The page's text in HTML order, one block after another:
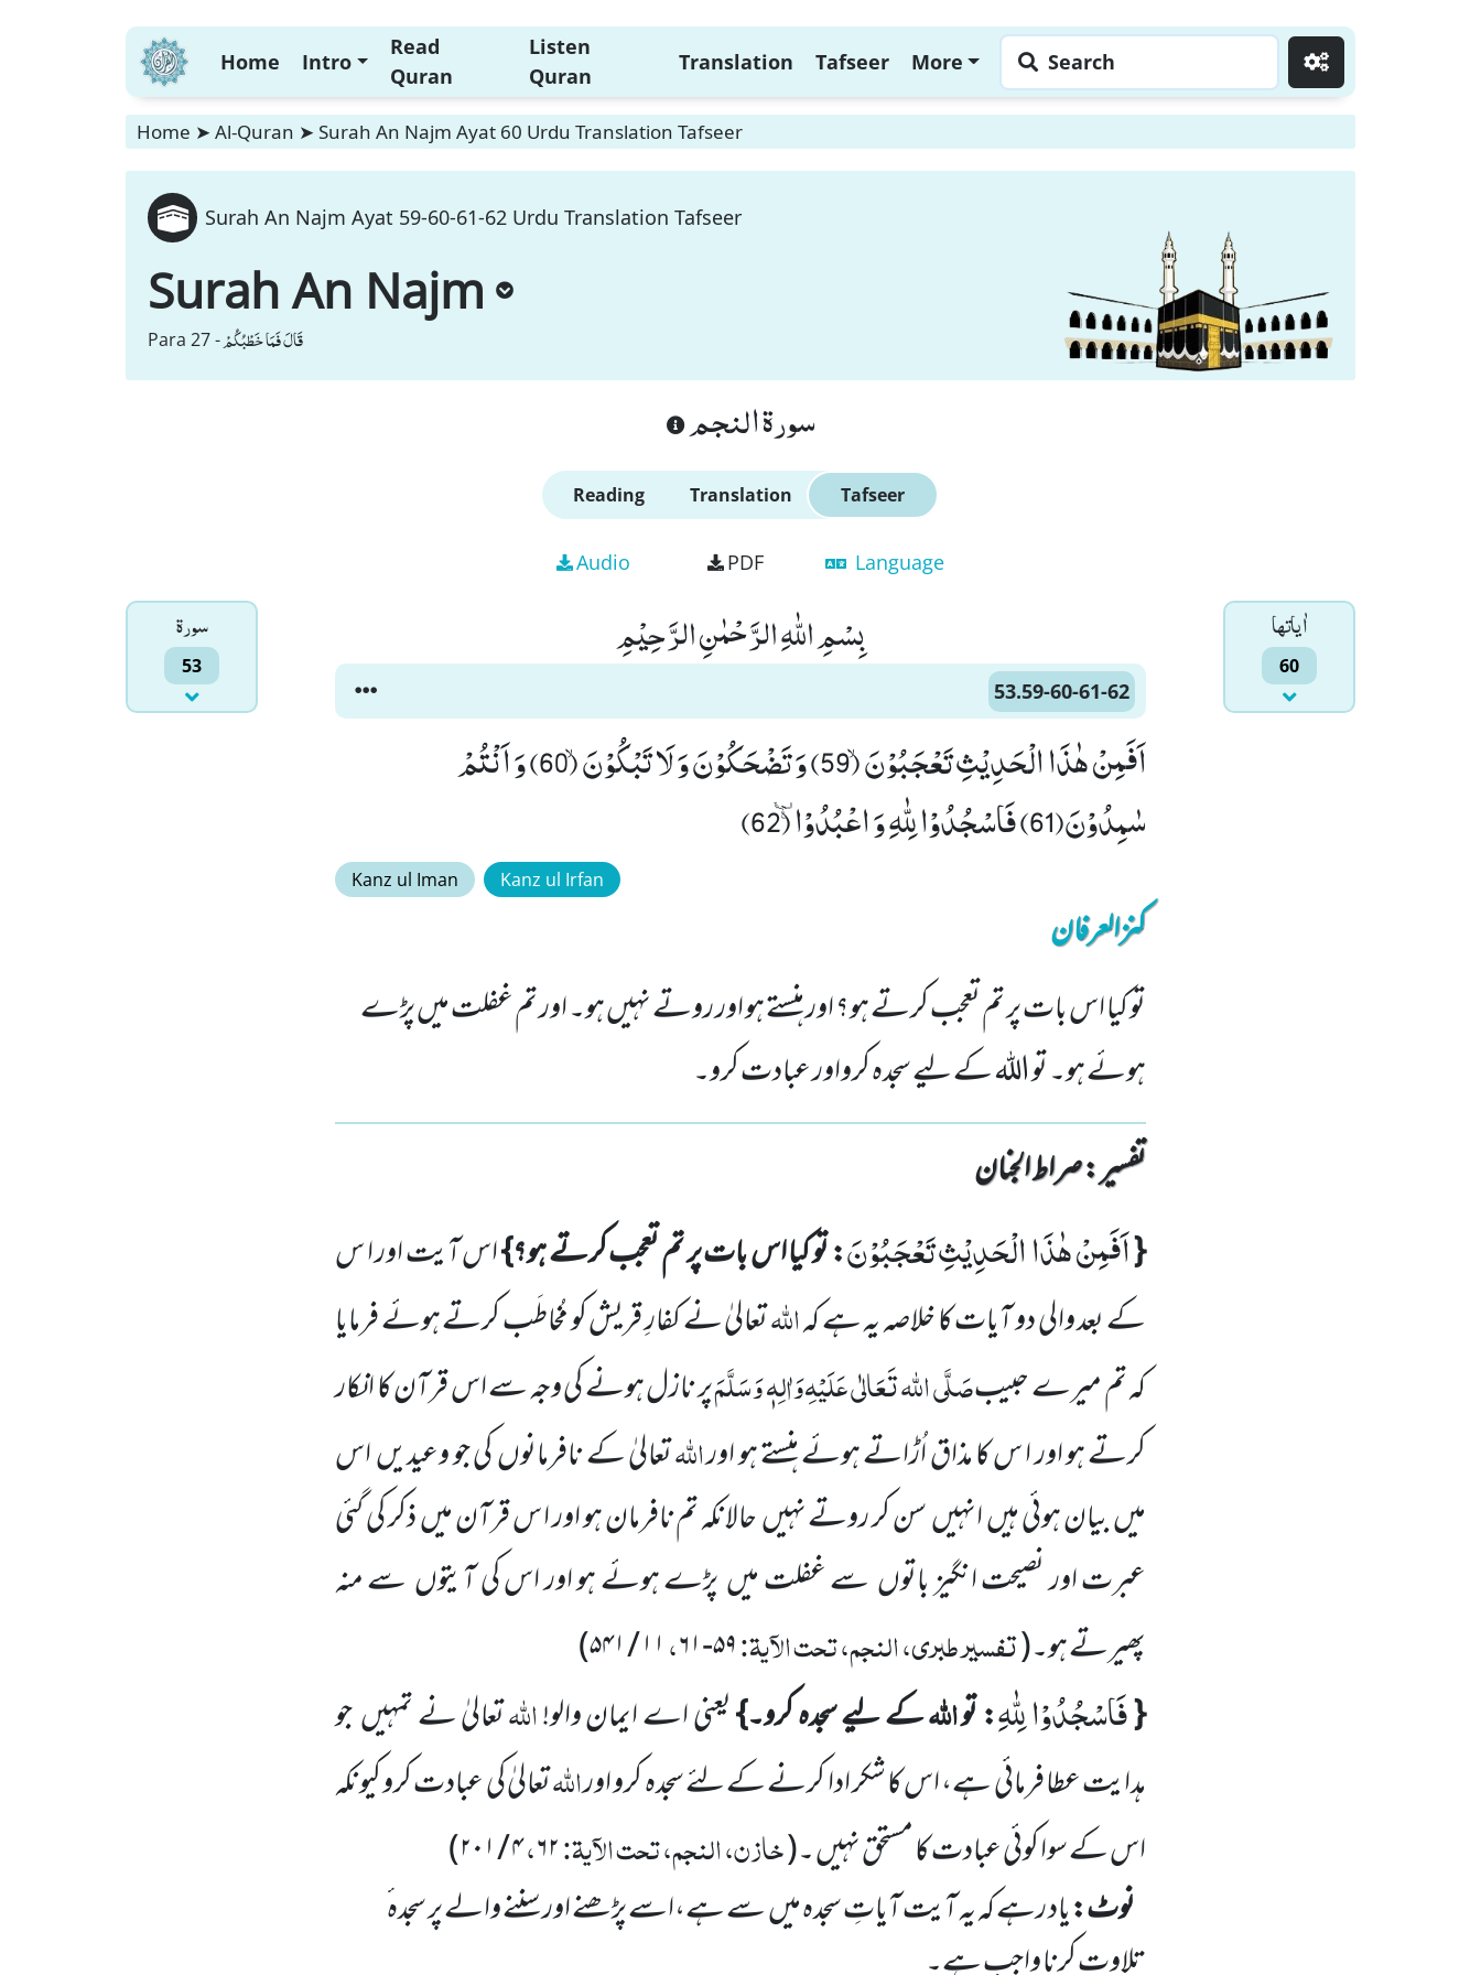
Home Intro
Read
Quran
Listen
Quran
Translation Tafseer More Search
Home ➤ Al-Quran ➤ Surah An Najm Ayat 60 Urdu Translation Tafseer
Surah An Najm Ayat 59-60-61-62 Urdu Translation Tafseer
Surah An Najm
Para 27 -قَالَ فَمَا خَطْبُكُمْ
سورة النجم
Reading Translation Tafseer
Audio PDF Language
سورۃ
53
اٰياتها
60
بِسْمِ اللّٰهِ الرَّحْمٰنِ الرَّحِیْمِ
53.59-60-61-62
اَفَمِنْ هٰذَا الْحَدِیْثِ تَعْجَبُوْنَۙ (59) وَ تَضْحَكُوْنَ وَ لَا تَبْكُوْنَۙ (60) وَ اَنْتُمْ
سٰمِدُوْنَ(61) فَاسْجُدُوْا لِلّٰهِ وَ اعْبُدُوْا۠۩ (62)
Kanz ul Iman Kanz ul Irfan
کنزالعرفان
تو کیا اس بات پر تم تعجب کرتے ہو؟ اور ہنستے ہو اور روتے نہیں ہو۔ اور تم غفلت میں پڑے
ہوئے ہو۔ تو اللہ کے لیے سجدہ کرواور عبادت کرو۔
تفسیر : ‎صراط الجنان
{اَفَمِنْ هٰذَا الْحَدِیْثِ تَعْجَبُوْنَ: تو کیا اس بات پر تم تعجب کرتے ہو؟}اس آیت اور ا س
کے بعد والی دو آیات کاخلاصہ یہ ہے کہاللہتعالیٰ نے کفارِ قریش کو مُخاطَب کرتے ہوئے فرمایا
کہتم میرے حبیبصَلَّی اللہ تَعَالٰی عَلَیْہِوَاٰلِہٖ وَسَلَّمَپر نازل ہونے کی وجہ سے اس قرآن کا انکار
کرتے ہو اور ا س کا مذاق اُڑاتے ہوئے ہنستے ہو اوراللہتعالیٰ کے نافرمانوںکی جو وعیدیںاس
میںبیان ہوئی ہیںانہیںسن کر روتے نہیںحالانکہ تم نافرمان ہو اور ا س قرآن میںذکر کی گئی
عبرت اور نصیحت انگیز باتوںسے غفلت میںپڑے ہوئے ہو اور اس کی آیتوںسے منہ
پھیرتے ہو۔(تفسیر طبری، النجم، تحت الآیۃ:۵۹-۶۱،۱۱/۵۴۱)
{فَاسْجُدُوْا لِلّٰهِ: تواللہکے لیے سجدہ کرو۔}یعنی اے ایمان والو!اللہتعالیٰ نے تمہیںجو
ہدایت عطا فرمائی ہے، اس کا شکر ادا کرنے کے لئے سجدہ کرو اوراللہتعالیٰ کی عبادت کرو کیونکہ
اس کے سوا کوئی عبادت کا مستحق نہیں ۔(خازن، النجم، تحت الآیۃ:۶۲،۴/۲۰۱)
نوٹ:یاد رہے کہ یہ آیت آیاتِ سجدہ میںسے ہے،اسے پڑھنے اور سننے والے پر سجدہ ٔ
تلاوت کرنا واجب ہے۔